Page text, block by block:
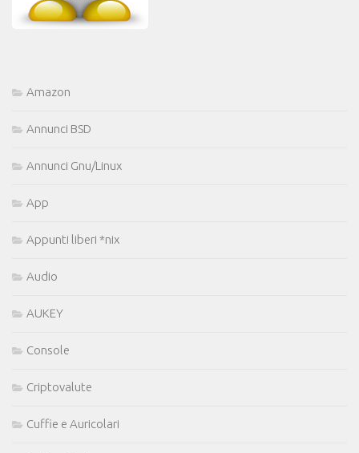
Amazon
Annunci BSD
Annunci Gnu/Linux
App
Appunti liberi *nix
Audio
AUKEY
Console
Criptovalute
Cuffie e Auricolari